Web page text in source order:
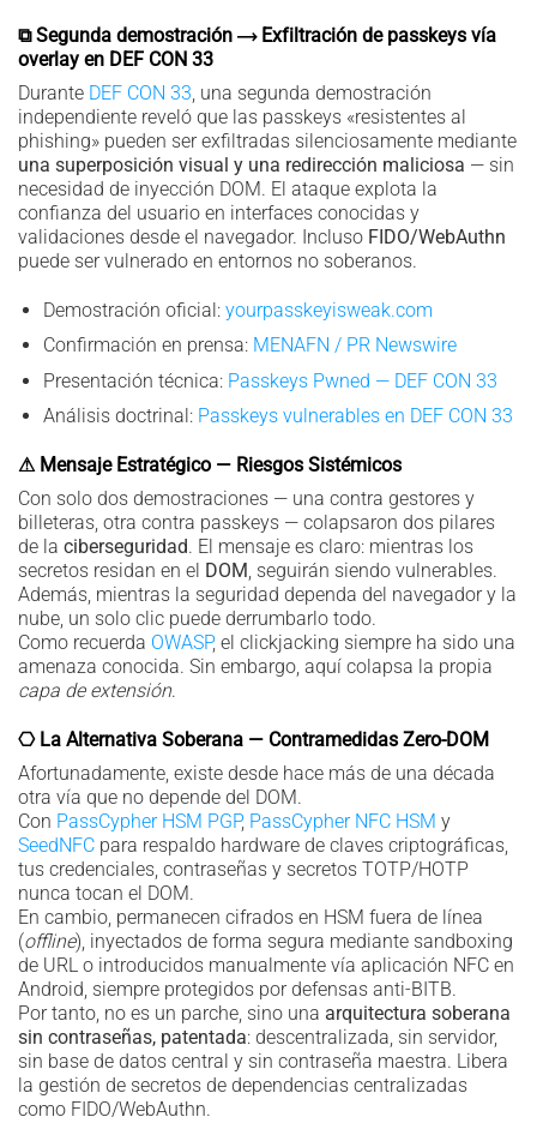
⧉ Segunda demostración ⟶ Exfiltración de passkeys vía
overlay en DEF CON 33
Durante DEF CON 33, una segunda demostración
independiente reveló que las passkeys «resistentes al
phishing» pueden ser exfiltradas silenciosamente mediante
una superposición visual y una redirección maliciosa — sin
necesidad de inyección DOM. El ataque explota la
confianza del usuario en interfaces conocidas y
validaciones desde el navegador. Incluso FIDO/WebAuthn
puede ser vulnerado en entornos no soberanos.
Demostración oficial: yourpasskeyisweak.com
Confirmación en prensa: MENAFN / PR Newswire
Presentación técnica: Passkeys Pwned — DEF CON 33
Análisis doctrinal: Passkeys vulnerables en DEF CON 33
⚠ Mensaje Estratégico — Riesgos Sistémicos
Con solo dos demostraciones — una contra gestores y
billeteras, otra contra passkeys — colapsaron dos pilares
de la ciberseguridad. El mensaje es claro: mientras los
secretos residan en el DOM, seguirán siendo vulnerables.
Además, mientras la seguridad dependa del navegador y la
nube, un solo clic puede derrumbarlo todo.
Como recuerda OWASP, el clickjacking siempre ha sido una
amenaza conocida. Sin embargo, aquí colapsa la propia
capa de extensión.
⎔ La Alternativa Soberana — Contramedidas Zero-DOM
Afortunadamente, existe desde hace más de una década
otra vía que no depende del DOM.
Con PassCypher HSM PGP, PassCypher NFC HSM y
SeedNFC para respaldo hardware de claves criptográficas,
tus credenciales, contraseñas y secretos TOTP/HOTP
nunca tocan el DOM.
En cambio, permanecen cifrados en HSM fuera de línea
(offline), inyectados de forma segura mediante sandboxing
de URL o introducidos manualmente vía aplicación NFC en
Android, siempre protegidos por defensas anti-BITB.
Por tanto, no es un parche, sino una arquitectura soberana
sin contraseñas, patentada: descentralizada, sin servidor,
sin base de datos central y sin contraseña maestra. Libera
la gestión de secretos de dependencias centralizadas
como FIDO/WebAuthn.